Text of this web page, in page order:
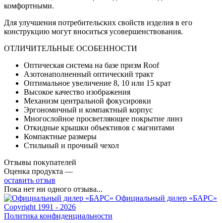
комфортными.
Для улучшения потребительских свойств изделия в его
конструкцию могут вноситься усовершенствования.
ОТЛИЧИТЕЛЬНЫЕ ОСОБЕННОСТИ
Оптическая система на базе призм Roof
Азотонаполненный оптический тракт
Оптимальное увеличение 8, 10 или 15 крат
Высокое качество изображения
Механизм центральной фокусировки
Эргономичный и компактный корпус
Многослойное просветляющее покрытие линз
Откидные крышки объективов с магнитами
Компактные размеры
Стильный и прочный чехол
Отзывы покупателей
Оценка продукта —
оставить отзыв
Пока нет ни одного отзыва...
Официальный дилер «БАРС»
Copyright 1991 - 2026
Политика конфиденциальности